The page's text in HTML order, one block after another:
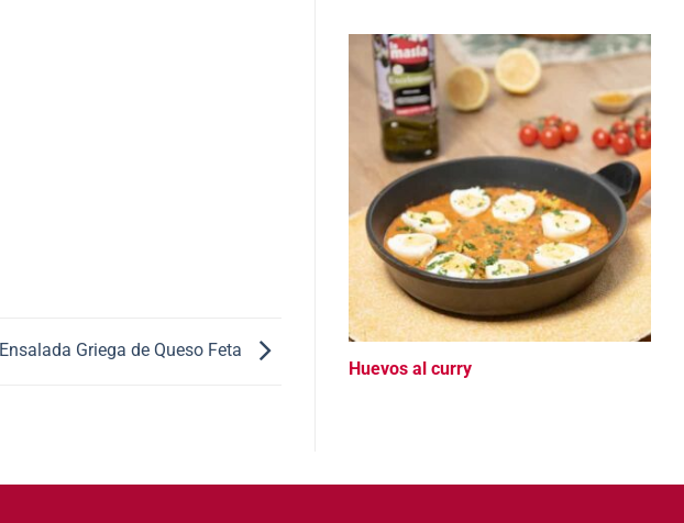
Ensalada Griega de Queso Feta
Huevos al curry